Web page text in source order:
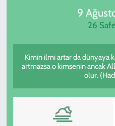
9
26
Kimin ilmi artar da dünyaya
artmazsa o kimsenin ancak
olur.
TEKNOLOJİ
YAŞAM